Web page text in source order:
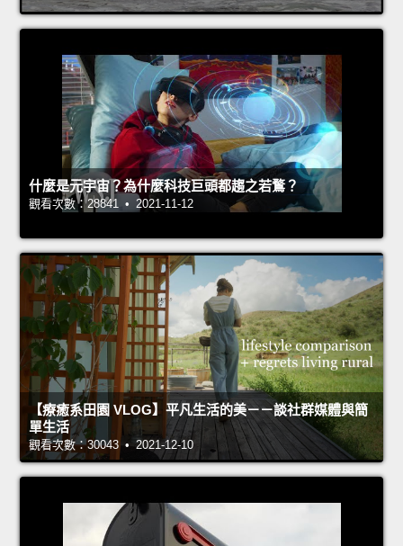
什麼是元宇宙？為什麼科技巨頭都趨之若鶩？
觀看次數：28841 • 2021-11-12
【療癒系田園 VLOG】平凡生活的美－－談社群媒體與簡
單生活
觀看次數：30043 • 2021-12-10